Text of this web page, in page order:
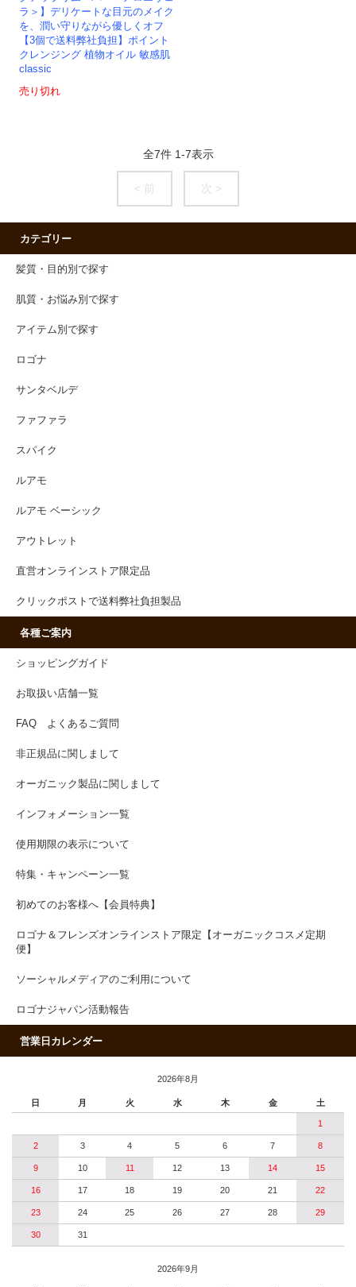
ラ＞】デリケートな目元のメイク
を、潤い守りながら優しくオフ
【3個で送料弊社負担】ポイント
クレンジング 植物オイル 敏感肌
classic
売り切れ
全7件 1-7表示
< 前 次 >
カテゴリー
髪質・目的別で探す
肌質・お悩み別で探す
アイテム別で探す
ロゴナ
サンタベルデ
ファファラ
スパイク
ルアモ
ルアモ ベーシック
アウトレット
直営オンラインストア限定品
クリックポストで送料弊社負担製品
各種ご案内
ショッピングガイド
お取扱い店舗一覧
FAQ よくあるご質問
非正規品に関しまして
オーガニック製品に関しまして
インフォメーション一覧
使用期限の表示について
特集・キャンペーン一覧
初めてのお客様へ【会員特典】
ロゴナ＆フレンズオンラインストア限定【オーガニックコスメ定期
便】
ソーシャルメディアのご利用について
ロゴナジャパン活動報告
営業日カレンダー
2026年8月
日 月 火 水 木 金 土
1
2 3 4 5 6 7 8
9 10 11 12 13 14 15
16 17 18 19 20 21 22
23 24 25 26 27 28 29
30 31
2026年9月